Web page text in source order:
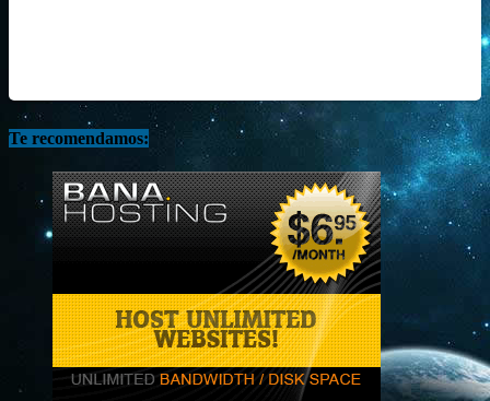
Te recomendamos: